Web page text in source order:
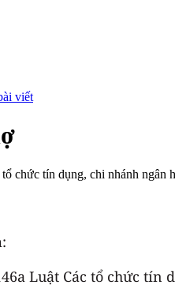
viết
tín dụng, chi nhánh ngân
Luật Các tổ chức tín